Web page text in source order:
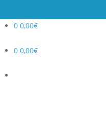
0 0,00€
0 0,00€